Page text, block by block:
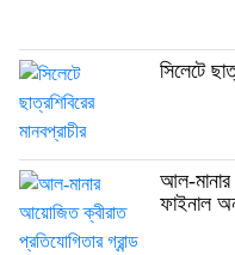
সিলেটে
আল-মানার
ফাইনাল